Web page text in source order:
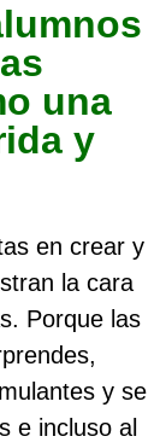
una
y
en crear y
la cara
Porque las
y se
e incluso al